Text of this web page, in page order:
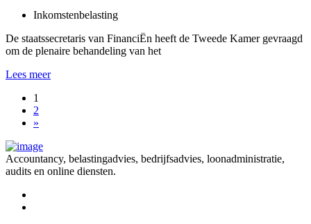
Inkomstenbelasting
De staatssecretaris van FinanciËn heeft de Tweede Kamer gevraagd
om de plenaire behandeling van het
Lees meer
1
2
»
Accountancy, belastingadvies, bedrijfsadvies, loonadministratie,
audits en online diensten.